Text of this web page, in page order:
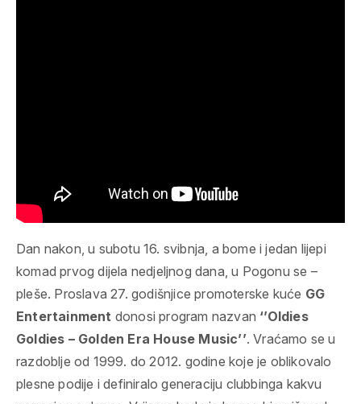
Dan nakon, u subotu 16. svibnja, a bome i jedan lijepi
komad prvog dijela nedjeljnog dana, u Pogonu se –
pleše. Proslava 27. godišnjice promoterske kuće GG
Entertainment donosi program nazvan ‘’Oldies
Goldies – Golden Era House Music’’. Vraćamo se u
razdoblje od 1999. do 2012. godine koje je oblikovalo
plesne podije i definiralo generaciju clubbinga kakvu